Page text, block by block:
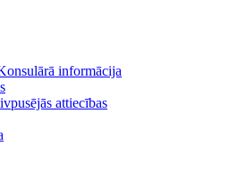
informācija
attiecības